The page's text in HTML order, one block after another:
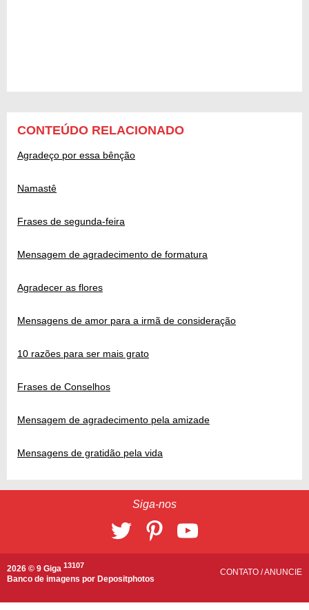
CONTEÚDO RELACIONADO
Agradeço por essa bênção
Namastê
Frases de segunda-feira
Mensagem de agradecimento de formatura
Agradecer as flores
Mensagens de amor para a irmã de consideração
10 razões para ser mais grato
Frases de Conselhos
Mensagem de agradecimento pela amizade
Mensagens de gratidão pela vida
Siga-nos
2026 © 9 Giga 13107
Banco de imagens por Depositphotos
CONTATO /ANUNCIE